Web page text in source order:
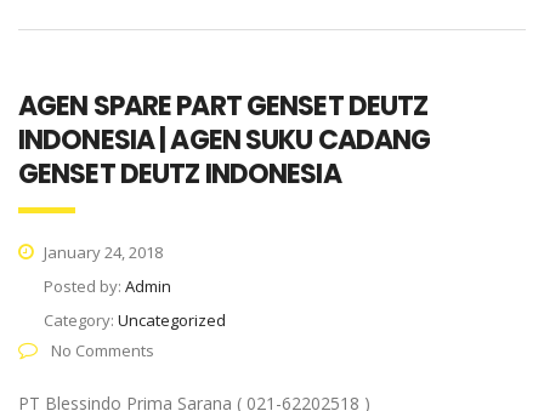
AGEN SPARE PART GENSET DEUTZ
INDONESIA | AGEN SUKU CADANG
GENSET DEUTZ INDONESIA
January 24, 2018
Posted by: Admin
Category: Uncategorized
No Comments
PT Blessindo Prima Sarana ( 021-62202518 )